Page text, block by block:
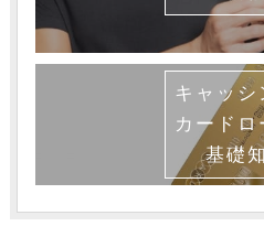
キャッシ
カードロ
基礎